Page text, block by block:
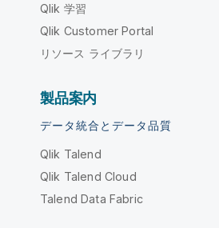
Qlik 学習
Qlik Customer Portal
リソース ライブラリ
製品案内
データ統合とデータ品質
Qlik Talend
Qlik Talend Cloud
Talend Data Fabric